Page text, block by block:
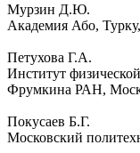
Мурзин Д.Ю.
Академия Або,
Петухова Г.А.
Институт
Фрумкина РАН,
Покусаев Б.Г.
Московский